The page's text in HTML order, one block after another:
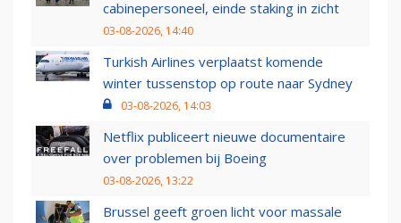
cabinepersoneel, einde staking in zicht
03-08-2026, 14:40
Turkish Airlines verplaatst komende
winter tussenstop op route naar Sydney
03-08-2026, 14:03
Netflix publiceert nieuwe documentaire
over problemen bij Boeing
03-08-2026, 13:22
Brussel geeft groen licht voor massale